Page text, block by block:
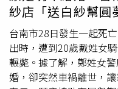
主力之一，更率領攻城獅
子已經進行離婚協商，但
「並無離婚想法」。（
紗店「送白紗幫圓
台南市28日發生一起死
出時，遭到20歲戴姓女
輾斃。據了解，鄭姓女
婚，卻突然車禍離世，